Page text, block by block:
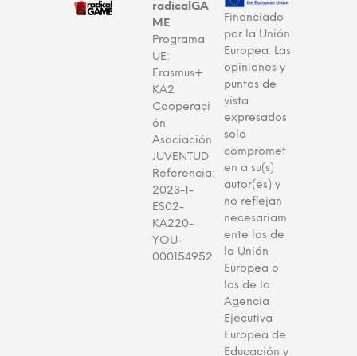
radicalGA
ME
Programa
UE:
Erasmus+
KA2
Cooperaci
ón
Asociación
JUVENTUD
Referencia:
2023-1-
ES02-
KA220-
YOU-
000154952
Financiado
por la Unión
Europea. Las
opiniones y
puntos de
vista
expresados
solo
compromet
en a su(s)
autor(es) y
no reflejan
necesariam
ente los de
la Unión
Europea o
los de la
Agencia
Ejecutiva
Europea de
Educación y